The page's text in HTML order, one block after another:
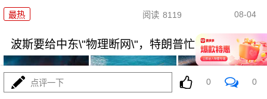
最热 阅读 8119 08-04
波斯要给中东\"物理断网\"，特朗普忙递橄榄枝？
点评一下 0 0